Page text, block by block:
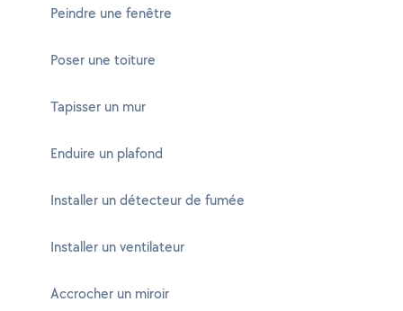
Peindre une fenêtre
Poser une toiture
Tapisser un mur
Enduire un plafond
Installer un détecteur de fumée
Installer un ventilateur
Accrocher un miroir